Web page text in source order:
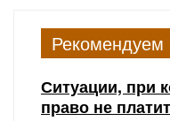
Рекомендуем
Ситуации, при
право не